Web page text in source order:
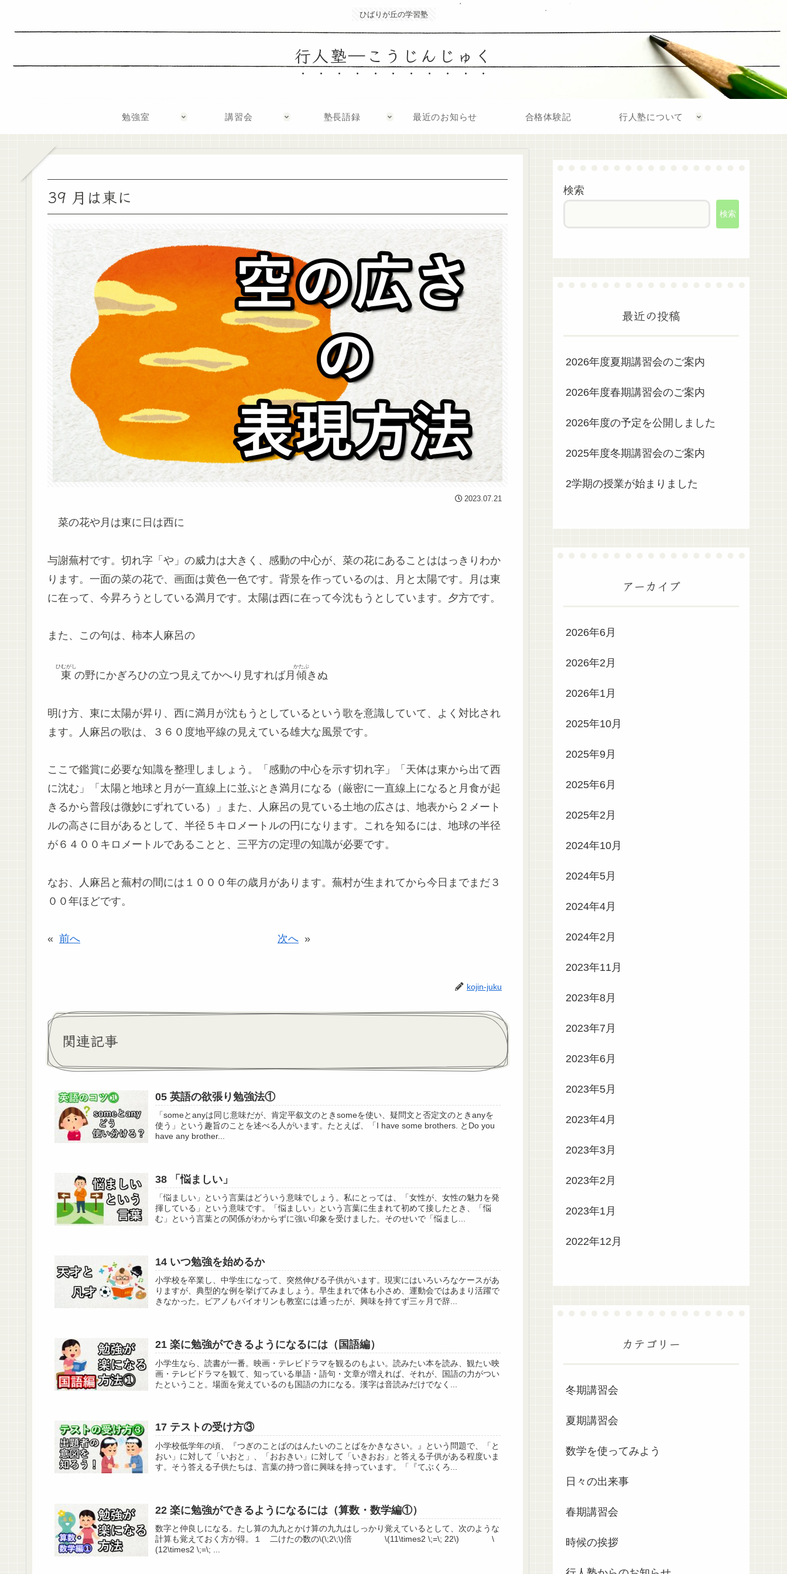
ひばりが丘の学習塾
行人塾―こうじんじゅく
勉強室 講習会 塾長語録 最近のお知らせ 合格体験記 行人塾について
39 月は東に
2023.07.21
菜の花や月は東に日は西に
与謝蕪村です。切れ字「や」の威力は大きく、感動の中心が、菜の花にあることははっきりわか
ります。一面の菜の花で、画面は黄色一色です。背景を作っているのは、月と太陽です。月は東
に在って、今昇ろうとしている満月です。太陽は西に在って今沈もうとしています。夕方です。
また、この句は、柿本人麻呂の
東
ひむがし
の野にかぎろひの立つ見えてかへり見すれば月 傾
かたぶ
きぬ
明け方、東に太陽が昇り、西に満月が沈もうとしているという歌を意識していて、よく対比され
ます。人麻呂の歌は、３６０度地平線の見えている雄大な風景です。
ここで鑑賞に必要な知識を整理しましょう。「感動の中心を示す切れ字」「天体は東から出て西
に沈む」「太陽と地球と月が一直線上に並ぶとき満月になる（厳密に一直線上になると月食が起
きるから普段は微妙にずれている）」また、人麻呂の見ている土地の広さは、地表から２メート
ルの高さに目があるとして、半径５キロメートルの円になります。これを知るには、地球の半径
が６４００キロメートルであることと、三平方の定理の知識が必要です。
なお、人麻呂と蕪村の間には１０００年の歳月があります。蕪村が生まれてから今日までまだ３
００年ほどです。
« 前へ 次へ »
kojin-juku
関連記事
05 英語の欲張り勉強法①
「someとanyは同じ意味だが、肯定平叙文のときsomeを使い、疑問文と否定文のときanyを
使う」という趣旨のことを述べる人がいます。たとえば、「I have some brothers. とDo you
have any brother...
38 「悩ましい」
「悩ましい」という言葉はどういう意味でしょう。私にとっては、「女性が、女性の魅力を発
揮している」という意味です。「悩ましい」という言葉に生まれて初めて接したとき、「悩
む」という言葉との関係がわからずに強い印象を受けました。そのせいで「悩まし...
14 いつ勉強を始めるか
小学校を卒業し、中学生になって、突然伸びる子供がいます。現実にはいろいろなケースがあ
りますが、典型的な例を挙げてみましょう。早生まれで体も小さめ、運動会ではあまり活躍で
きなかった。ピアノもバイオリンも教室には通ったが、興味を持てず三ヶ月で辞...
21 楽に勉強ができるようになるには（国語編）
小学生なら、読書が一番。映画・テレビドラマを観るのもよい。読みたい本を読み、観たい映
画・テレビドラマを観て、知っている単語・語句・文章が増えれば、それが、国語の力がつい
たということ。場面を覚えているのも国語の力になる。漢字は音読みだけでなく...
17 テストの受け方③
小学校低学年の頃、『つぎのことばのはんたいのことばをかきなさい。』という問題で、「と
おい」に対して「いおと」、「おおきい」に対して「いきおお」と答える子供がある程度いま
す。そう答える子供たちは、言葉の持つ音に興味を持っています。「『てぶくろ...
22 楽に勉強ができるようになるには（算数・数学編①）
数字と仲良しになる。たし算の九九とかけ算の九九はしっかり覚えているとして、次のような
計算も覚えておく方が得。１ 二けたの数の\(\;2\;\)倍 \(11\times2 \;=\; 22\) \
(12\times2 \;=\; ...
検索
検索
最近の投稿
2026年度夏期講習会のご案内
2026年度春期講習会のご案内
2026年度の予定を公開しました
2025年度冬期講習会のご案内
2学期の授業が始まりました
アーカイブ
2026年6月
2026年2月
2026年1月
2025年10月
2025年9月
2025年6月
2025年2月
2024年10月
2024年5月
2024年4月
2024年2月
2023年11月
2023年8月
2023年7月
2023年6月
2023年5月
2023年4月
2023年3月
2023年2月
2023年1月
2022年12月
カテゴリー
冬期講習会
夏期講習会
数学を使ってみよう
日々の出来事
春期講習会
時候の挨拶